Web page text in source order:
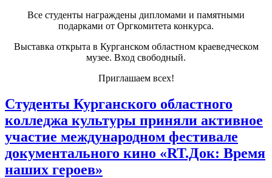
Все студенты награждены дипломами и памятными
подарками от Оргкомитета конкурса.
Выставка открыта в Курганском областном краеведческом
музее. Вход свободный.
Приглашаем всех!
Студенты Курганского областного
колледжа культуры приняли активное
участие международном фестивале
документального кино «RT.Док: Время
наших героев»